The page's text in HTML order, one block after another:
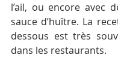
l’ail, ou encore avec
sauce d’huître. La
dessous est très
dans les restaurants.